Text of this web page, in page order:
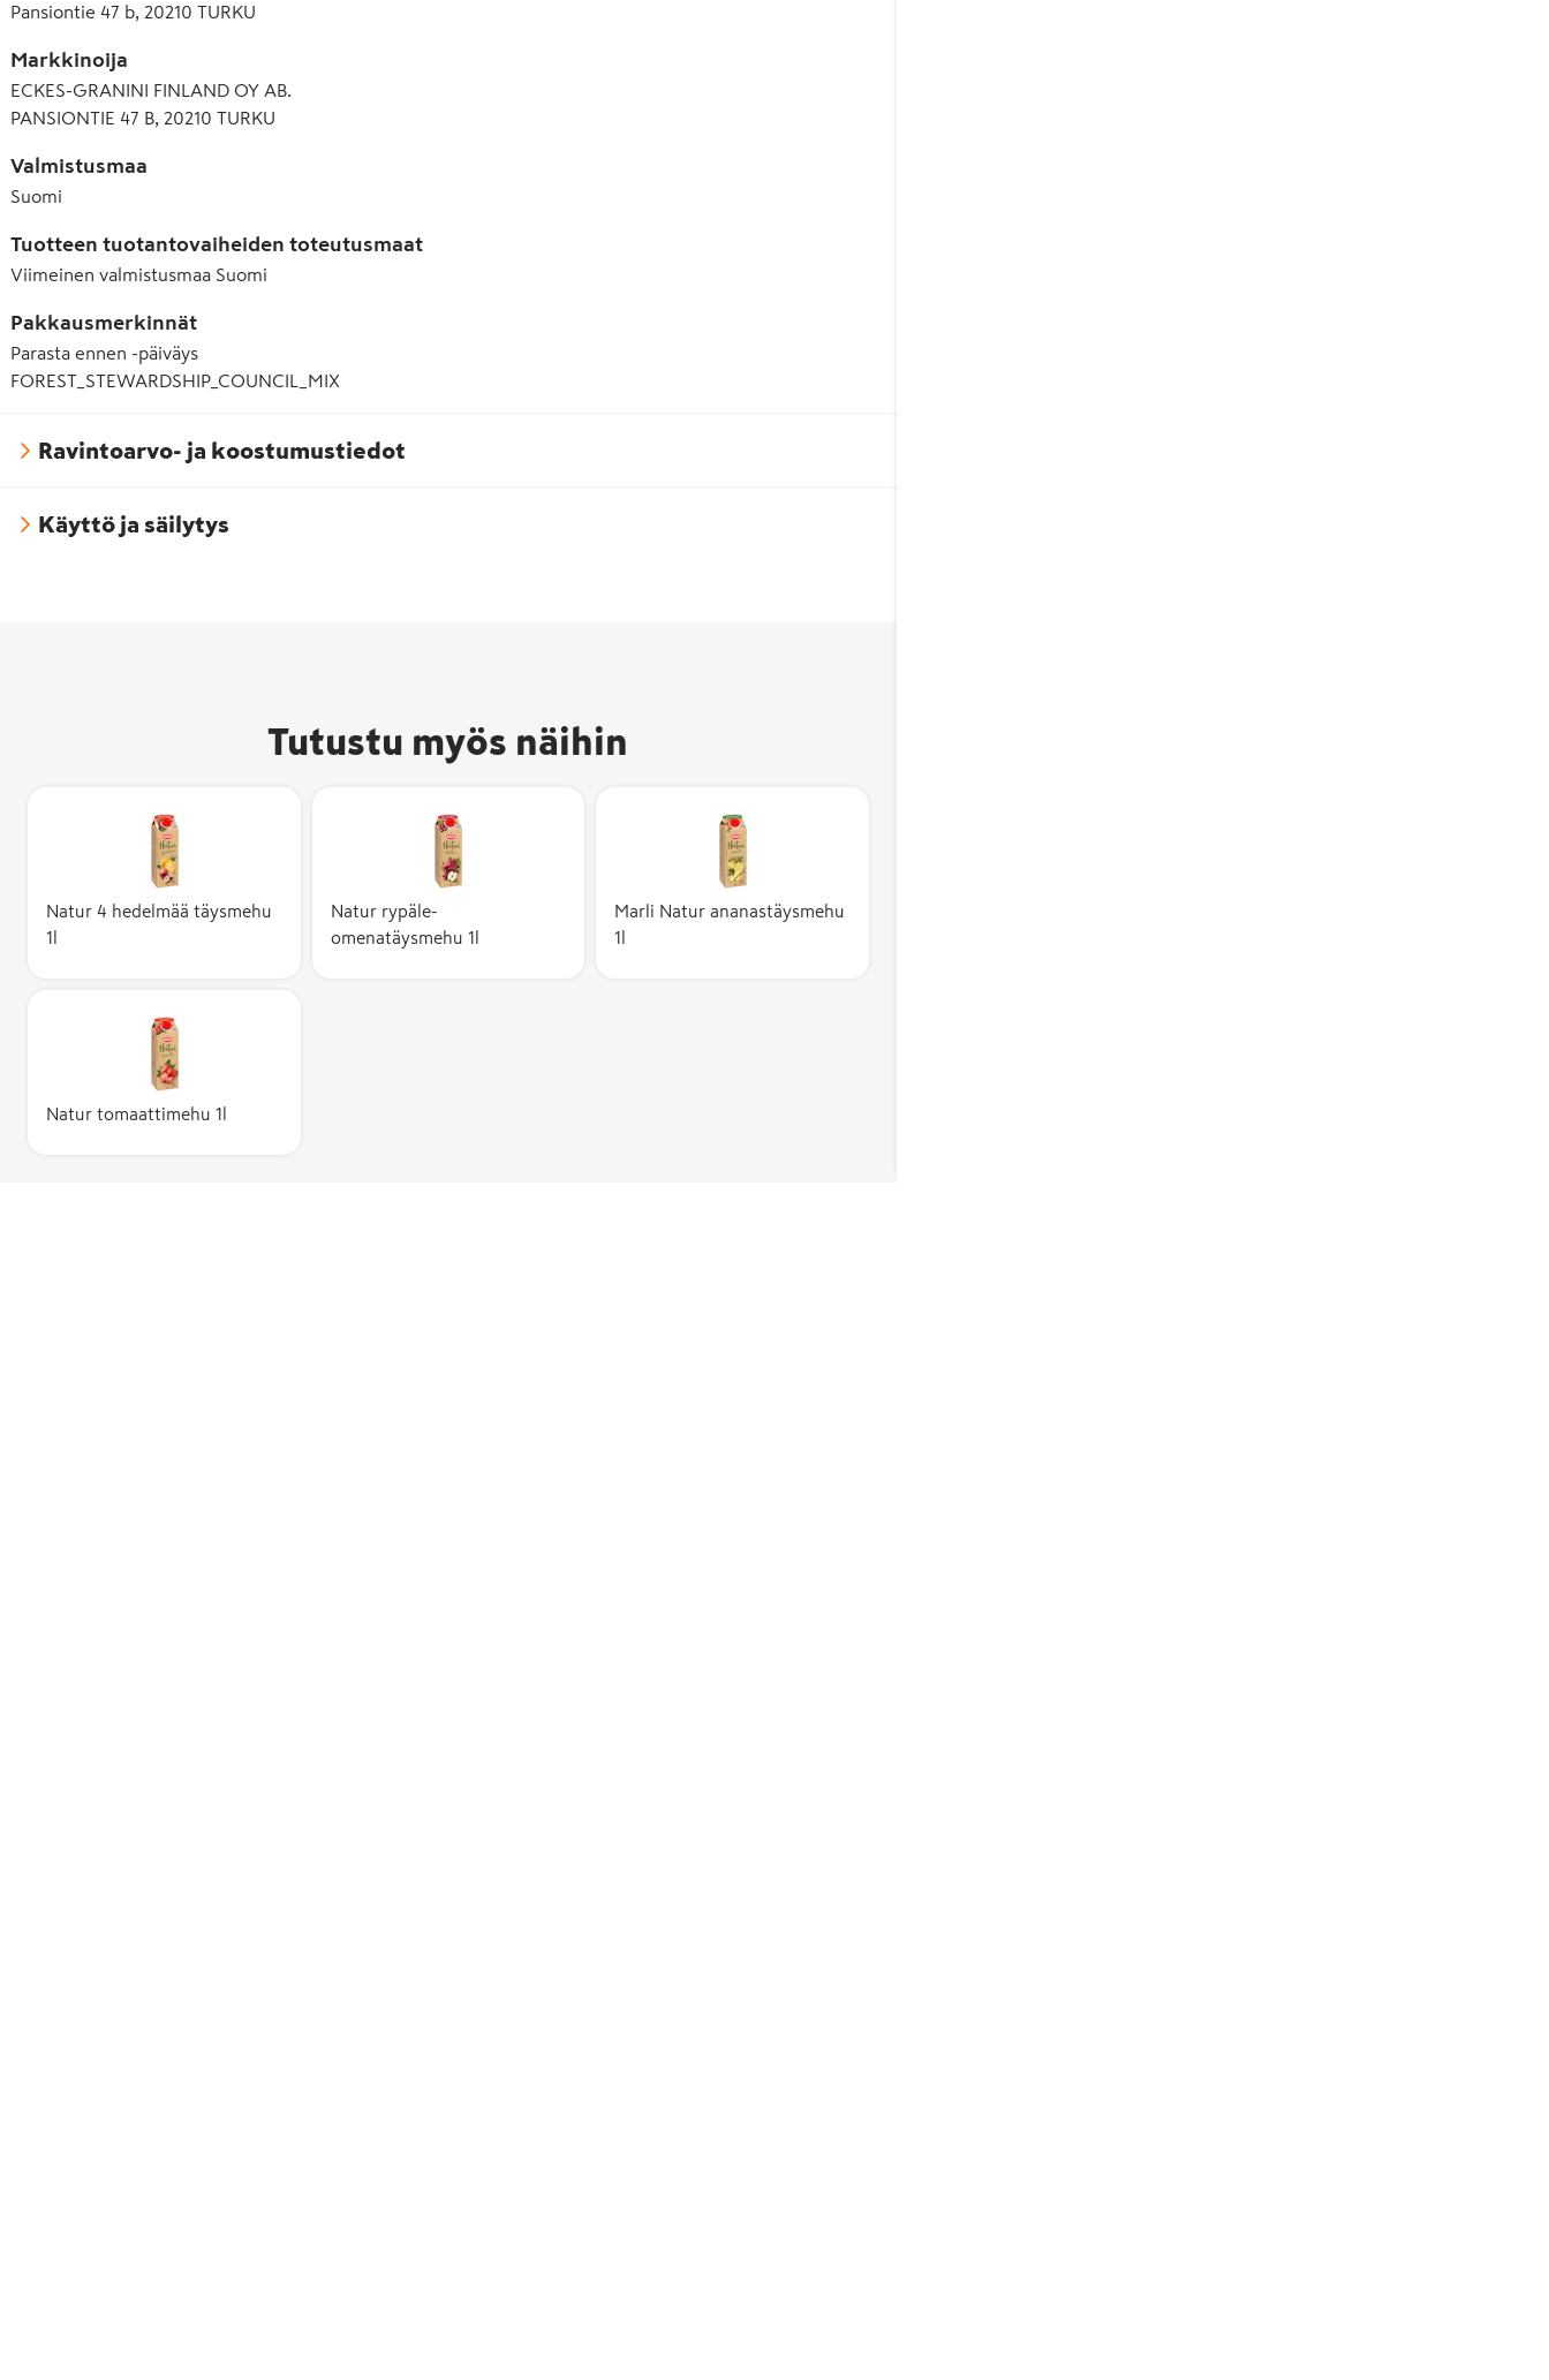
Pansiontie 47 b, 20210 TURKU
Markkinoija
ECKES-GRANINI FINLAND OY AB.
PANSIONTIE 47 B, 20210 TURKU
Valmistusmaa
Suomi
Tuotteen tuotantovaiheiden toteutusmaat
Viimeinen valmistusmaa Suomi
Pakkausmerkinnät
Parasta ennen -päiväys
FOREST_STEWARDSHIP_COUNCIL_MIX
Ravintoarvo- ja koostumustiedot
Käyttö ja säilytys
Tutustu myös näihin
Natur 4 hedelmää täysmehu
1l
Natur rypäle-
omenatäysmehu 1l
Marli Natur ananastäysmehu
1l
Natur tomaattimehu 1l